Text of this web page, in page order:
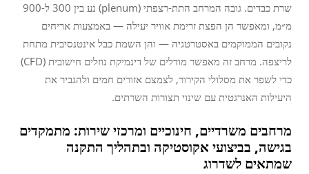
שרת כבדים. גובה המרחב התת-רצפתי (plenum) נע בין 300 ל-900
מ״מ, ומאפשר הן הפצת זרימת אוויר יעילה — באמצעות אריחים
נקובים הממוקמים באסטרטגיה — והן השמת כבל אינטנסיבית מתחת
לריצפה. מרחב זה מאפשר מודלים של דינמיקת נוזלים חישובית (CFD)
כדי לשפר את מסלולי הקירור, לצמצם אזורים חמים ולהגביר את
היעילות האנרגטית עם שינוי תצורות השרתים.
מרחבים משרדיים, חינוכיים ומרכזי שירות: מתמקדים
בגישה, בביצועי אקוסטיקה ובתהליך התקנה
שמתאים לשדרוג